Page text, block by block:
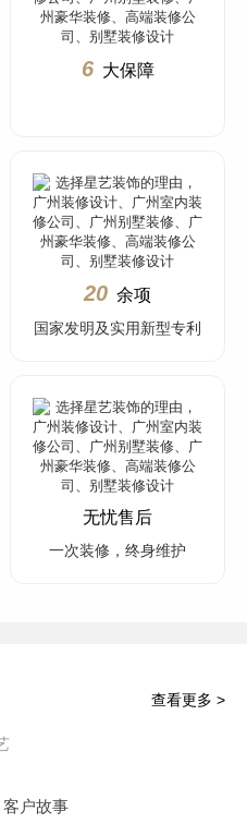
6 大保障
20 余项
国家发明及实用新型专利
无忧售后
一次装修，终身维护
查看更多 >
客户故事